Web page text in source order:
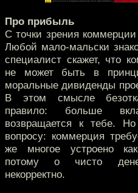
Про прибыль
С точки зрения
Любой мало-мальски
специалист скажет, что
не может быть в
моральные дивиденды
В этом смысле
правило: больше
возвращается к тебе.
вопросу: коммерция
же многое устроено
потому о чисто
некорректно.